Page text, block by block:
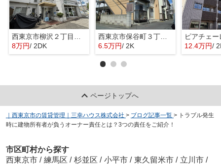
8万円/ 2DK
西東京市保谷町３丁目のアパート
6.5万円/ 2K
ピアチェ
12.4万円/
ページトップへ
｜西東京市の賃貸管理｜三幸ハウス株式会社 > ブログ記事一覧 > トラブル発生
時に建物所有者が負うオーナー責任とは？3つの責任をご紹介！
市区町村から探す
西東京市 / 練馬区 / 杉並区 / 小平市 / 東久留米市 / 立川市 /